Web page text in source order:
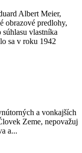
Albert Meier,
obrazové predlohy,
vlastníka
sa v roku 1942
a vonkajších
Zeme, nepovažuj
a...